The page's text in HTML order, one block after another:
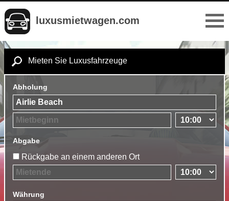
luxusmietwagen.com
Mieten Sie Luxusfahrzeuge
Abholung
Abgabe
Rückgabe an einem anderen Ort
Währung